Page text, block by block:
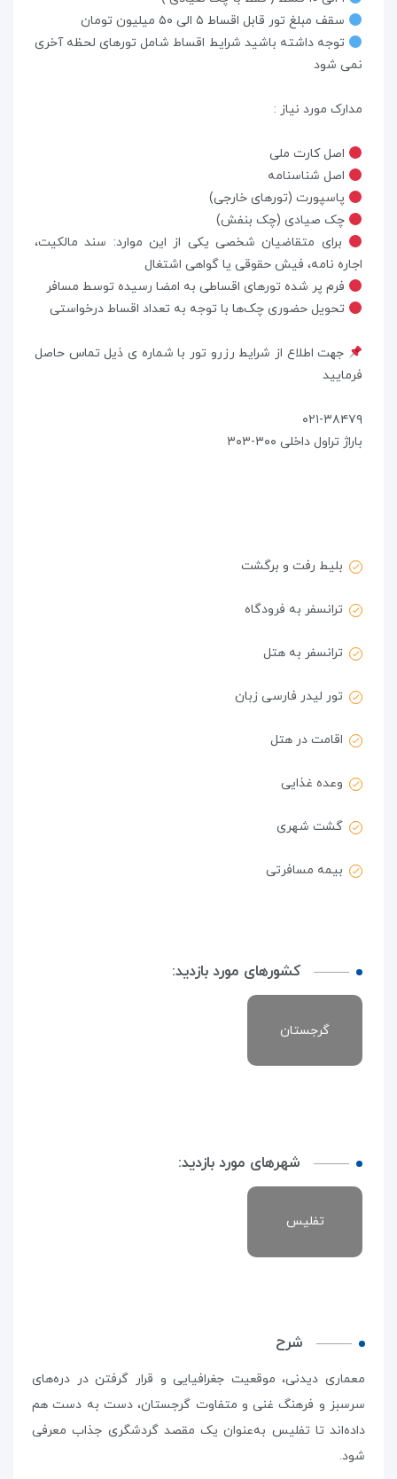
سقف مبلغ تور قابل اقساط ۵ الی ۵۰ میلیون تومان
توجه داشته باشید شرایط اقساط شامل تورهای لحظه آخری
نمی شود
مدارک مورد نیاز :
اصل کارت ملی
اصل شناسنامه
پاسپورت (تورهای خارجی)
چک صیادی (چک بنفش)
برای متقاضیان شخصی یکی از این موارد: سند مالکیت،
اجاره نامه، فیش حقوقی یا گواهی اشتغال
فرم پر شده تور‌های اقساطی به امضا رسیده توسط مسافر
تحویل حضوری چک‌ها با توجه به تعداد اقساط درخواستی
جهت اطلاع از شرایط رزرو تور با شماره ی ذیل تماس حاصل
فرمایید
۰۲۱-۳۸۴۷۹
باراژ تراول داخلی ۳۰۰-۳۰۳
بلیط رفت و برگشت
ترانسفر به فرودگاه
ترانسفر به هتل
تور لیدر فارسی زبان
اقامت در هتل
وعده غذایی
گشت شهری
بیمه مسافرتی
کشورهای مورد بازدید:
گرجستان
شهرهای مورد بازدید:
تفلیس
شرح
معماری دیدنی، موقعیت جغرافیایی و قرار گرفتن در دره‌های
سرسبز و فرهنگ غنی و متفاوت گرجستان، دست به دست هم
داده‌اند تا تفلیس به‌عنوان یک مقصد گردشگری جذاب معرفی
شود.